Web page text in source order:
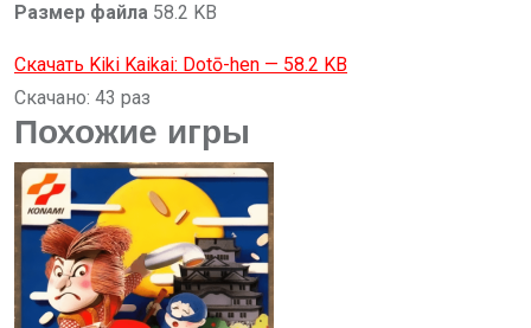
Размер файла 58.2 KB
Скачать Kiki Kaikai: Dotō-hen — 58.2 KB
Скачано: 43 раз
Похожие игры